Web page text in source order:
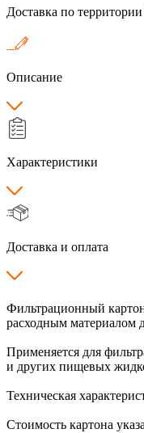
Доставка по
Описание
Характеристики
Доставка и оплата
Фильтрационный
расходным материалом
Применяется для
и других пищевых
Техническая
Стоимость картона